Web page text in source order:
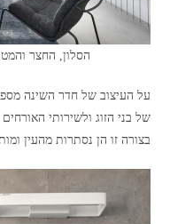
הסלון, החצר
על העיצוב של חדר השינה
של בני הזוג ולשירותי האורחים
בצורה זו הן נסתרות מהעין